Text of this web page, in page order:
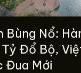
Bùng Nổ:
Tỷ Đổ Bộ,
Đua Mới